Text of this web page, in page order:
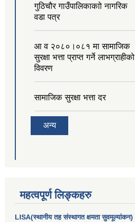
गुठिचौर गाउँपालिकाकाो नागरिक
वडा पत्र
आ व २०८०।०८१ मा सामाजिक
सुरक्षा भत्ता प्राप्त गर्ने लाभग्राहीको
विवरण
सामाजिक सुरक्षा भत्ता दर
अन्य
महत्वपूर्ण लिङ्कहरु
LISA(स्थानीय तह संस्थागत क्षमता सुवमूल्यांकन)